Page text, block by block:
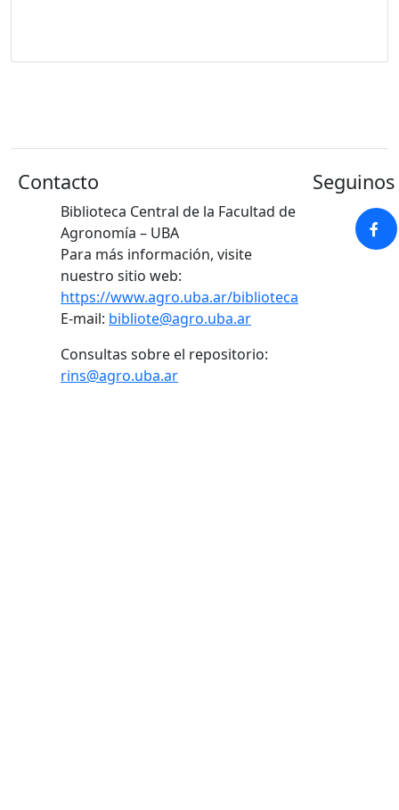
Contacto
Biblioteca Central de la Facultad de
Agronomía – UBA
Para más información, visite
nuestro sitio web:
https://www.agro.uba.ar/biblioteca
E-mail: bibliote@agro.uba.ar
Consultas sobre el repositorio:
rins@agro.uba.ar